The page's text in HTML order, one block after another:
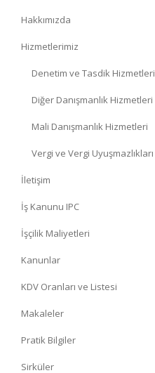
Hakkımızda
Hizmetlerimiz
Denetim ve Tasdik Hizmetleri
Diğer Danışmanlık Hizmetleri
Mali Danışmanlık Hizmetleri
Vergi ve Vergi Uyuşmazlıkları
İletişim
İş Kanunu IPC
İşçilik Maliyetleri
Kanunlar
KDV Oranları ve Listesi
Makaleler
Pratik Bilgiler
Sirküler